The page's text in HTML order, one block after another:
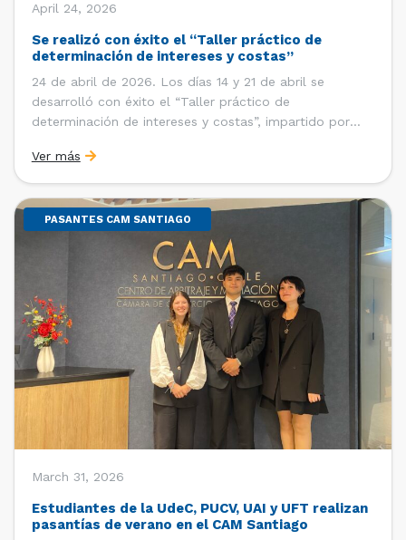
April 24, 2026
Se realizó con éxito el “Taller práctico de
determinación de intereses y costas”
24 de abril de 2026. Los días 14 y 21 de abril se
desarrolló con éxito el “Taller práctico de
determinación de intereses y costas”, impartido por
Universidad Católica de Chile y Magíster en Economía
de la Universidad de Chicago) y María Luisa Petitpas
[…]
Ver más
PASANTES CAM SANTIAGO
March 31, 2026
Estudiantes de la UdeC, PUCV, UAI y UFT realizan
pasantías de verano en el CAM Santiago